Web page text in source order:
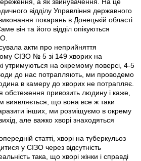
відділу Управління державного
покарань в Донецькій області
він та його відділ опікуються
акти про неприйняття
СІЗО № 5 зі 149 хворих на
утримуються на окремому поверсі, 4-5
до нас потрапляють, ми проводемо
в камеру до хворих не потрапляє.
обстеження привозить людину і каже,
виявляється, що вона все ж таки
інших, ми розміщуємо в окрему
але важко хворі знаходяться
статті, хворі на туберкульоз
у СІЗО через відсутність
така, що хворі жінки і справді